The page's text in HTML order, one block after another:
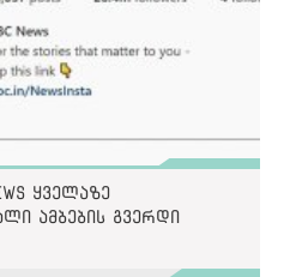
ყველაზე
ამბების გვერდი